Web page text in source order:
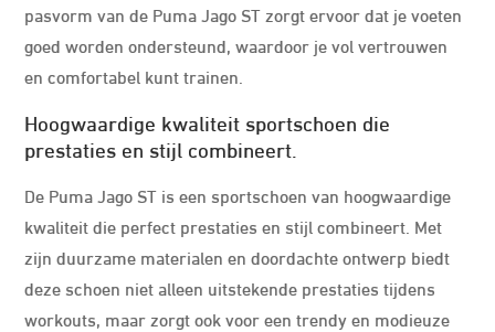
pasvorm van de Puma Jago ST zorgt ervoor dat je voeten
goed worden ondersteund, waardoor je vol vertrouwen
en comfortabel kunt trainen.
Hoogwaardige kwaliteit sportschoen die
prestaties en stijl combineert.
De Puma Jago ST is een sportschoen van hoogwaardige
kwaliteit die perfect prestaties en stijl combineert. Met
zijn duurzame materialen en doordachte ontwerp biedt
deze schoen niet alleen uitstekende prestaties tijdens
workouts, maar zorgt ook voor een trendy en modieuze